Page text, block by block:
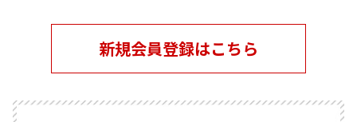
新規会員登録はこちら